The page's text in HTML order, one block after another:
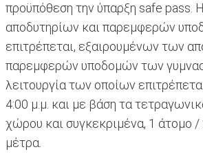
προϋπόθεση την ύπαρξη safe pass.
αποδυτηρίων και παρεμφερών
επιτρέπεται, εξαιρουμένων των
παρεμφερών υποδομών των
λειτουργία των οποίων
4:00 μ.μ. και με βάση τα
χώρου και συγκεκριμένα, 1 άτομο
μέτρα.